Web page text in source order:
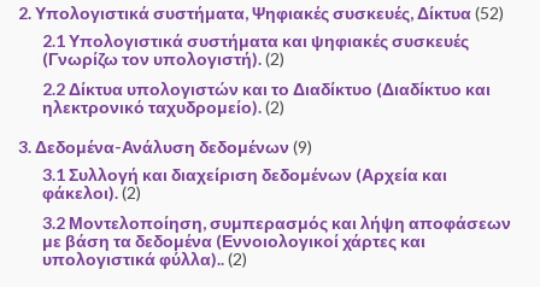
2. Υπολογιστικά συστήματα, Ψηφιακές συσκευές, Δίκτυα(52)
2.1 Υπολογιστικά συστήματα και ψηφιακές συσκευές
(Γνωρίζω τον υπολογιστή).(2)
2.2 Δίκτυα υπολογιστών και το Διαδίκτυο (Διαδίκτυο και
ηλεκτρονικό ταχυδρομείο).(2)
3. Δεδομένα-Ανάλυση δεδομένων(9)
3.1 Συλλογή και διαχείριση δεδομένων (Αρχεία και
φάκελοι).(2)
3.2 Μοντελοποίηση, συμπερασμός και λήψη αποφάσεων
με βάση τα δεδομένα (Εννοιολογικοί χάρτες και
υπολογιστικά φύλλα)..(2)